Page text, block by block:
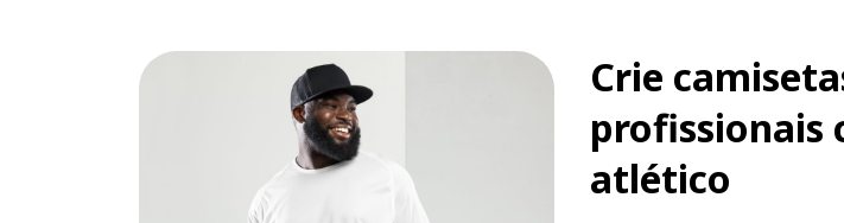
Crie
profissionais
atlético